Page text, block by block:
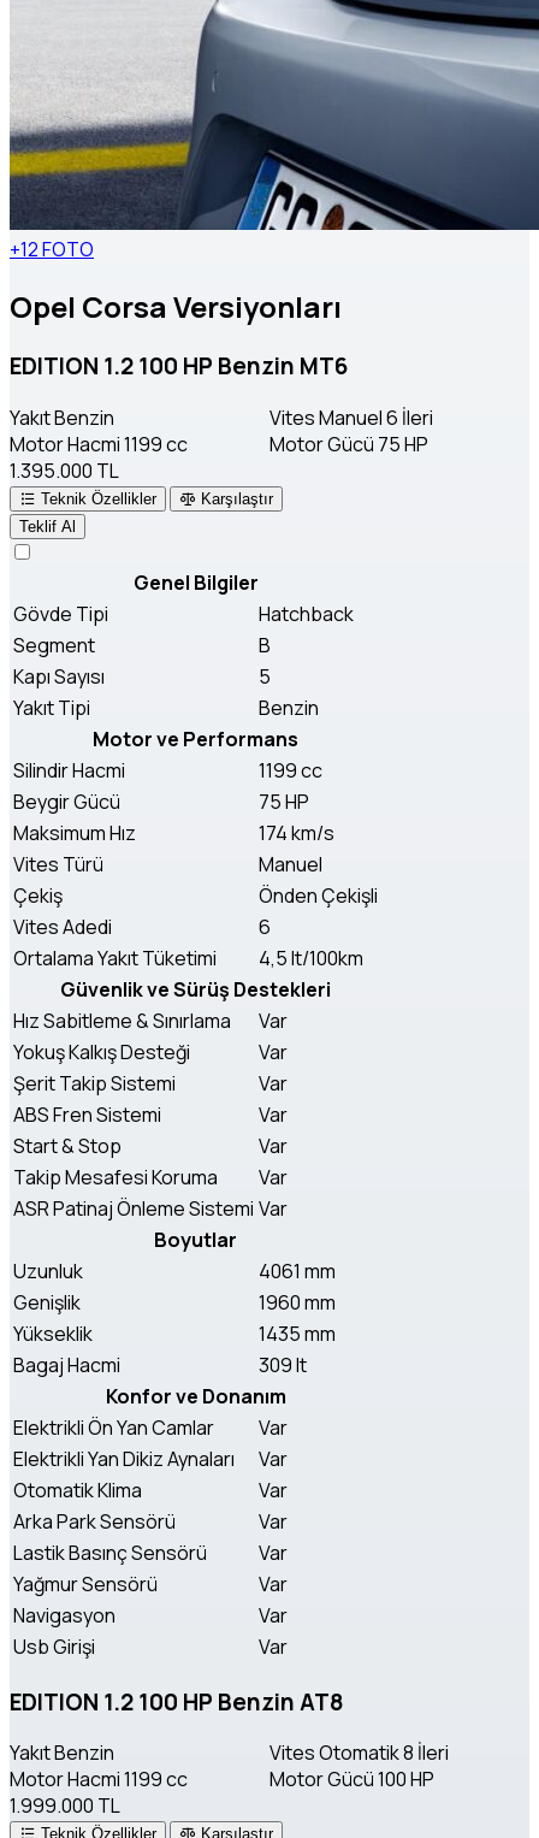
+12 FOTO
Opel Corsa Versiyonları
EDITION 1.2 100 HP Benzin MT6
YakıtBenzin VitesManuel 6 İleri
Motor Hacmi1199 cc Motor Gücü 75 HP
1.395.000 TL
Teknik Özellikler
Karşılaştır
Teklif Al
Genel Bilgiler
Gövde Tipi
Hatchback
Segment
B
Kapı Sayısı
5
Yakıt Tipi
Benzin
Motor ve Performans
Silindir Hacmi
1199 cc
Beygir Gücü
75 HP
Maksimum Hız
174 km/s
Vites Türü
Manuel
Çekiş
Önden Çekişli
Vites Adedi
6
Ortalama Yakıt Tüketimi
4,5 lt/100km
Güvenlik ve Sürüş Destekleri
Hız Sabitleme & Sınırlama
Var
Yokuş Kalkış Desteği
Var
Şerit Takip Sistemi
Var
ABS Fren Sistemi
Var
Start & Stop
Var
Takip Mesafesi Koruma
Var
ASR Patinaj Önleme Sistemi Var
Boyutlar
Uzunluk
4061 mm
Genişlik
1960 mm
Yükseklik
1435 mm
Bagaj Hacmi
309 lt
Konfor ve Donanım
Elektrikli Ön Yan Camlar
Var
Elektrikli Yan Dikiz Aynaları
Var
Otomatik Klima
Var
Arka Park Sensörü
Var
Lastik Basınç Sensörü
Var
Yağmur Sensörü
Var
Navigasyon
Var
Usb Girişi
Var
EDITION 1.2 100 HP Benzin AT8
YakıtBenzin VitesOtomatik 8 İleri
Motor Hacmi1199 cc Motor Gücü100 HP
1.999.000 TL
Teknik Özellikler Karşılaştır